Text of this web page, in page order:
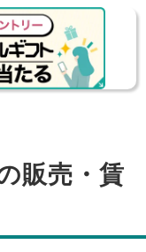
販売・賃